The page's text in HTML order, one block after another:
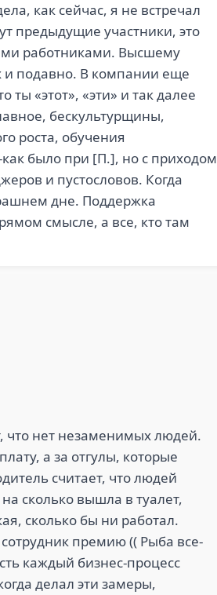
как сейчас, я не встречал
предыдущие участники, это
работниками. Высшему
и подавно. В компании еще
«этот», «эти» и так далее
бескультурщины,
роста, обучения
было при [П.], но с приходом
и пустословов. Когда
дне. Поддержка
смысле, а все, кто там
что нет незаменимых людей.
а за отгулы, которые
считает, что людей
сколько вышла в туалет,
сколько бы ни работал.
премию (( Рыба все-
каждый бизнес-процесс
делал эти замеры,